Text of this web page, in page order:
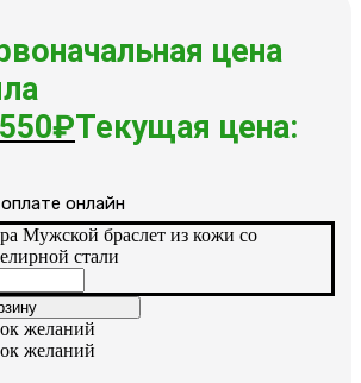
цена
₽Текущая цена:
онлайн
Мужской браслет из кожи со
стали
желаний
желаний